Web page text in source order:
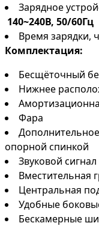
Зарядное
140~240В, 50/60Гц
Время зарядки,
Комплектация:
Бесщёточный
Нижнее
Фара
опорной спинкой
Звуковой сигнал
Вместительная
Центральная
Удобные
Бескамерные